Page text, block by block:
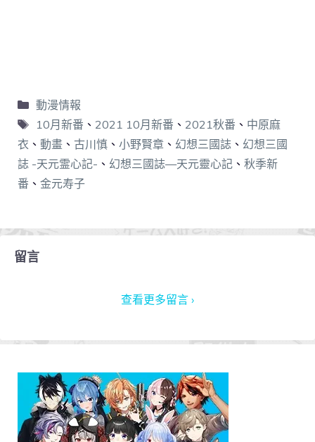
動漫情報
10月新番 、 2021 10月新番 、 2021秋番 、 中原麻
衣 、 動畫 、 古川慎 、 小野賢章 、 幻想三國誌 、 幻想三國
誌 -天元霊心記- 、 幻想三國誌—天元靈心記 、 秋季新
番 、 金元寿子
留言
查看更多留言 ›